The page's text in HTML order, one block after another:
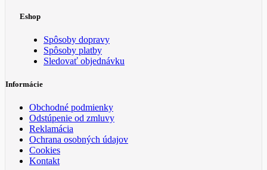
Eshop
Spôsoby dopravy
Spôsoby platby
Sledovať objednávku
Informácie
Obchodné podmienky
Odstúpenie od zmluvy
Reklamácia
Ochrana osobných údajov
Cookies
Kontakt